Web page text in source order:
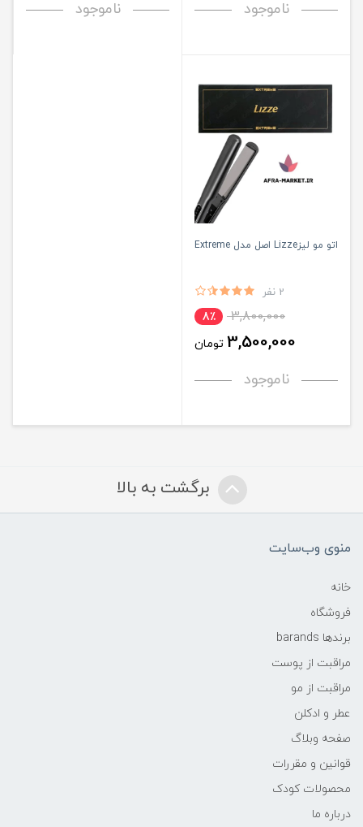
ناموجود ناموجود
اتو مو لیزLizze اصل مدل Extreme
2 نفر
3,800,000 8٪
3,500,000 تومان
ناموجود
برگشت به بالا
منوی وب‌سایت
خانه
فروشگاه
برندها barands
مراقبت از پوست
مراقبت از مو
عطر و ادکلن
صفحه وبلاگ
قوانین و مقررات
محصولات کودک
درباره ما